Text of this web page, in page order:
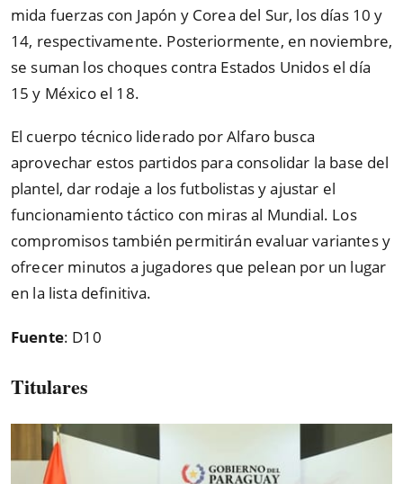
mida fuerzas con Japón y Corea del Sur, los días 10 y
14, respectivamente. Posteriormente, en noviembre,
se suman los choques contra Estados Unidos el día
15 y México el 18.
El cuerpo técnico liderado por Alfaro busca
aprovechar estos partidos para consolidar la base del
plantel, dar rodaje a los futbolistas y ajustar el
funcionamiento táctico con miras al Mundial. Los
compromisos también permitirán evaluar variantes y
ofrecer minutos a jugadores que pelean por un lugar
en la lista definitiva.
Fuente: D10
Titulares